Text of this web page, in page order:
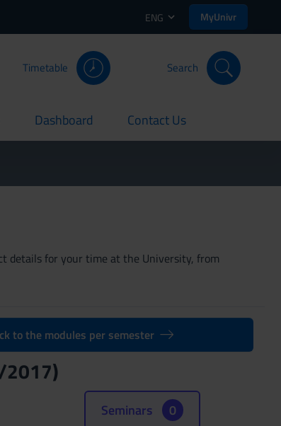
ENG MyUnivr
Timetable Search
Dashboard
current Contact Us
current
details for your time at the University, from
to the modules per semester
Seminars 0